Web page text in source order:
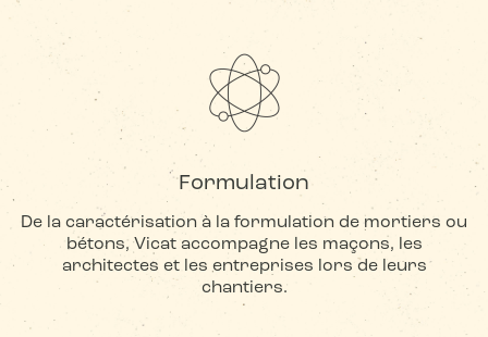
Formulation
De la caractérisation à la formulation de mortiers ou
bétons, Vicat accompagne les maçons, les
architectes et les entreprises lors de leurs
chantiers.